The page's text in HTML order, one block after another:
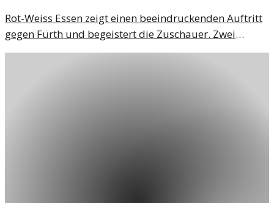
Rot-Weiss Essen zeigt einen beeindruckenden Auftritt
gegen Fürth und begeistert die Zuschauer. Zwei
Spieler stechen besonders hervor und erhalten die